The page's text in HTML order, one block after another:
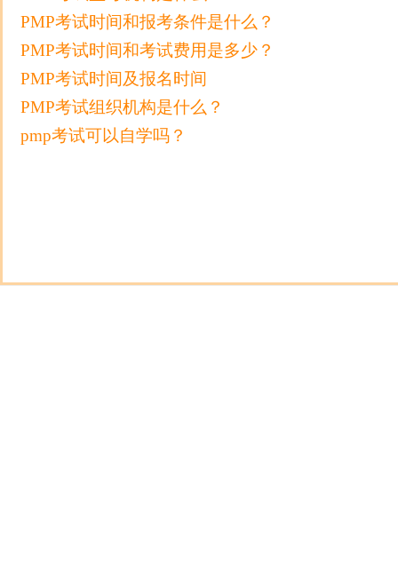
PMP考试时间和报考条件是什么？
PMP考试时间和考试费用是多少？
PMP考试时间及报名时间
PMP考试组织机构是什么？
pmp考试可以自学吗？